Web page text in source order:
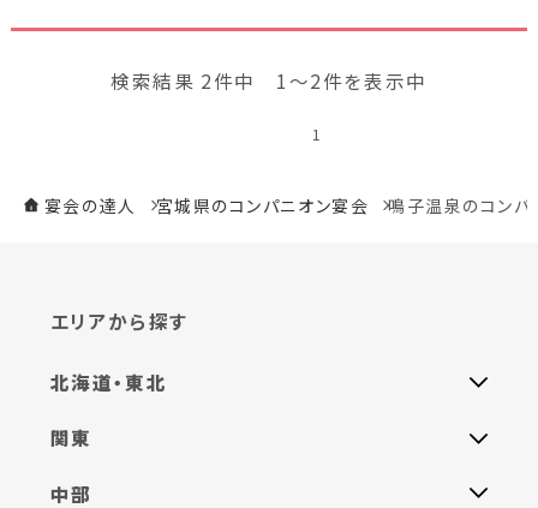
検索結果 2件中 1～2件を表示中
1
宴会の達人 宮城県のコンパニオン宴会 鳴子温泉のコンパ
エリアから探す
北海道・東北
関東
中部